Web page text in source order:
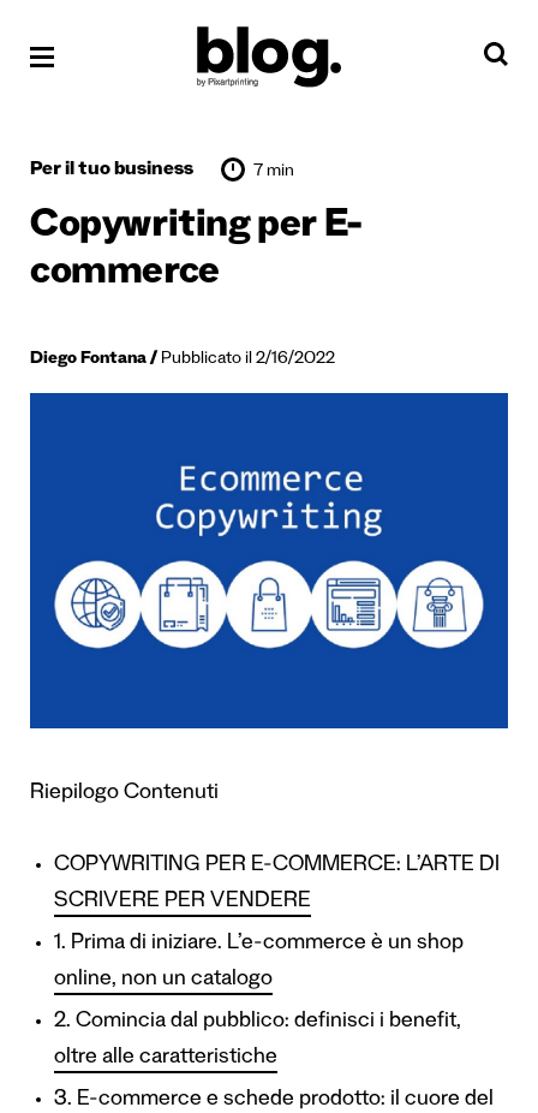
Per il tuo business 7 min
Copywriting per E-
commerce
Diego Fontana Pubblicato il 2/16/2022
Riepilogo Contenuti
COPYWRITING PER E-COMMERCE: L’ARTE DI
SCRIVERE PER VENDERE
1. Prima di iniziare. L’e-commerce è un shop
online, non un catalogo
2. Comincia dal pubblico: definisci i benefit,
oltre alle caratteristiche
3. E-commerce e schede prodotto: il cuore del